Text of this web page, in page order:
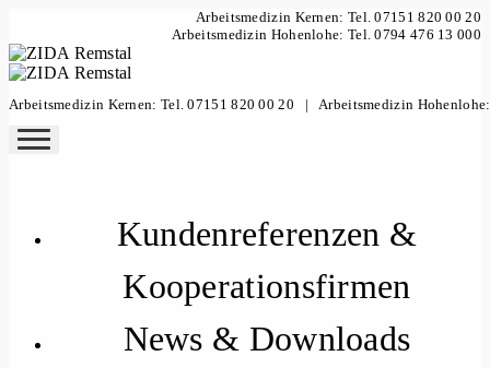
Arbeitsmedizin Kernen: Tel. 07151 820 00 20
Arbeitsmedizin Hohenlohe: Tel. 0794 476 13 000
Arbeitsmedizin Kernen: Tel. 07151 820 00 20 |Arbeitsmedizin
Kundenreferenzen &
Kooperationsfirmen
News & Downloads